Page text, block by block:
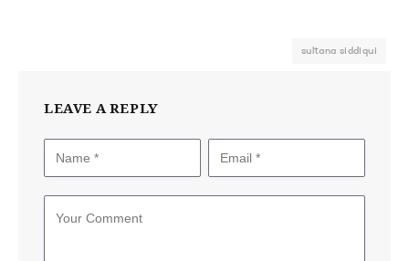
sultana siddiqui
LEAVE A REPLY